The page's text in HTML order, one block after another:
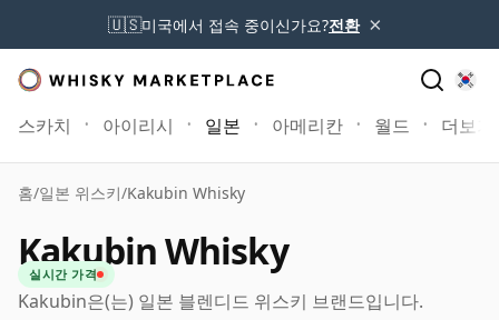
🇺🇸미국에서 접속 중이신가요?전환 ×
스카치 아이리시 일본 아메리칸 월드 더보기
홈/일본 위스키/Kakubin Whisky
Kakubin Whisky
실시간 가격
Kakubin은(는) 일본 블렌디드 위스키 브랜드입니다.